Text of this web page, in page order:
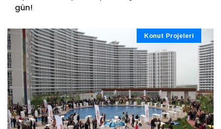
gün!
Konut Projeleri